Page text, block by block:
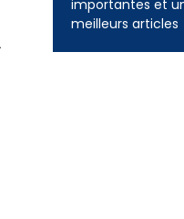
Inscrivez-vous à
recevez par email